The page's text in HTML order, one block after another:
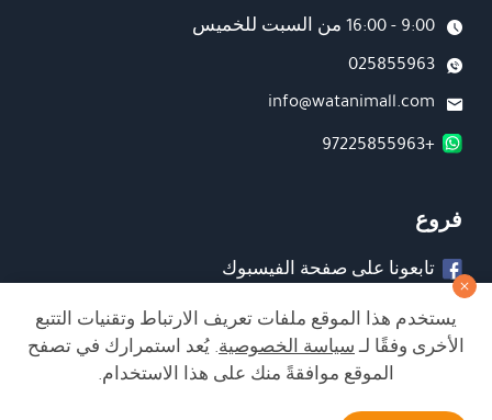
9:00 - 16:00 من السبت للخميس
025855963
info@watanimall.com
+97225855963
فروع
تابعونا على صفحة الفيسبوك
يستخدم هذا الموقع ملفات تعريف الارتباط وتقنيات التتبع
الأخرى وفقًا لـسياسة الخصوصية. يُعد استمرارك في تصفح
الموقع موافقةً منك على هذا الاستخدام.